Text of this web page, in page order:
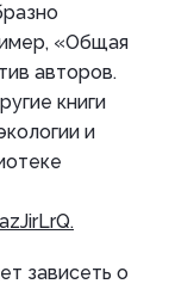
«Общая
авторов.
книги
и
зависеть о